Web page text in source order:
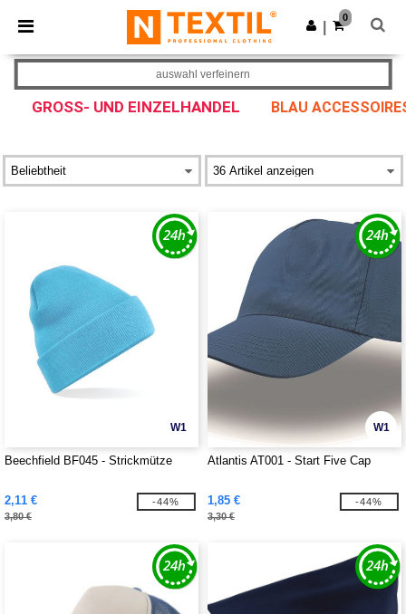
× Ntextil App
Bessere Preise in der App!
App holen
0
GROSS- UND EINZELHANDEL BLAU
auswahl verfeinern
W1
Beechfield BF045 - Strickmütze
2,11 €
3,80 €
-44%
W1
Atlantis AT001 - Start Five Cap
1,85 €
3,30 €
-44%